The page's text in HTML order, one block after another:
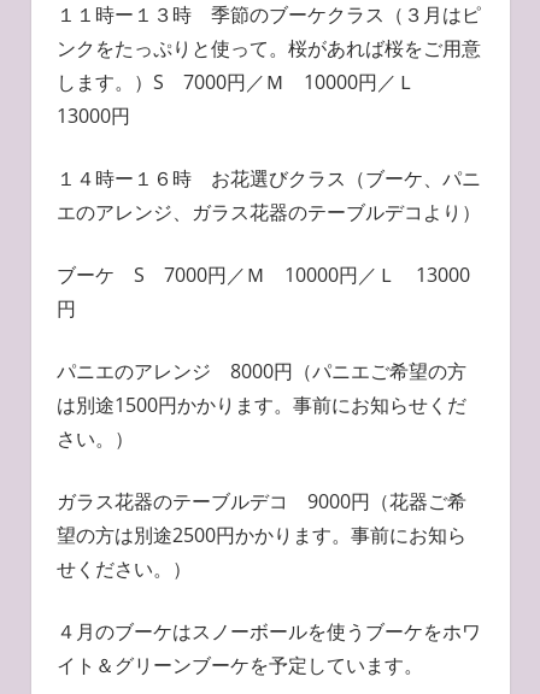
１１時ー１３時 季節のブーケクラス（３月はピ
ンクをたっぷりと使って。桜があれば桜をご用意
します。）S 7000円／Ｍ 10000円／Ｌ
13000円
１４時ー１６時 お花選びクラス（ブーケ、パニ
エのアレンジ、ガラス花器のテーブルデコより）
ブーケ S 7000円／Ｍ 10000円／Ｌ 13000
円
パニエのアレンジ 8000円（パニエご希望の方
は別途1500円かかります。事前にお知らせくだ
さい。）
ガラス花器のテーブルデコ 9000円（花器ご希
望の方は別途2500円かかります。事前にお知ら
せください。）
４月のブーケはスノーボールを使うブーケをホワ
イト＆グリーンブーケを予定しています。